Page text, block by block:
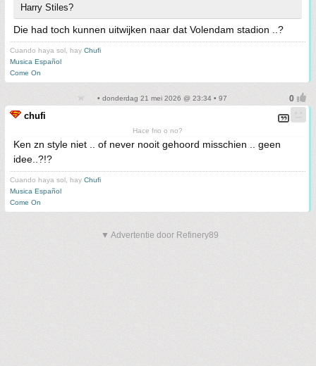
Harry Stiles?
Die had toch kunnen uitwijken naar dat Volendam stadion ..?
Cuando haya sol, hay Chufi
Musica Español
Come On
• donderdag 21 mei 2026 @ 23:34 • 97
chufi
Hace frio o no?
Ken zn style niet .. of never nooit gehoord misschien .. geen
idee..?!?
Cuando haya sol, hay Chufi
Musica Español
Come On
▼ Advertentie door Refinery89